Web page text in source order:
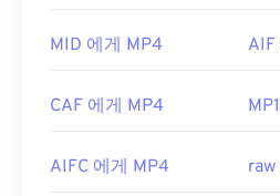
MID 에게 MP4 AIF
CAF 에게 MP4
AIFC 에게 MP4